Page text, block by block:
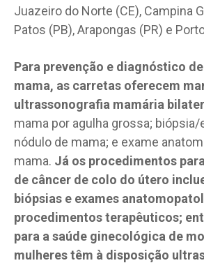
Juazeiro do Norte (CE), Campina
Patos (PB), Arapongas (PR) e
Para prevenção e diagnóstico
mama, as carretas oferecem
ultrassonografia mamária
mama por agulha grossa; biópsia/
nódulo de mama; e exame
mama. Já os procedimentos
de câncer de colo do útero
biópsias e exames
procedimentos terapêuticos;
para a saúde ginecológica de
mulheres têm à disposição